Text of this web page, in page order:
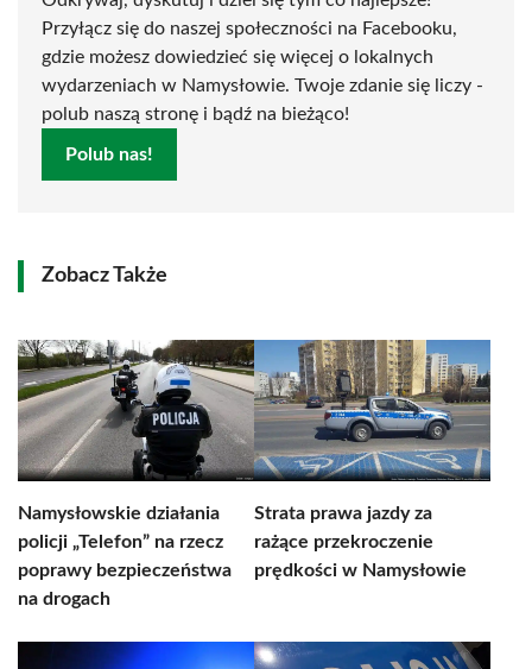
Przyłącz się do naszej społeczności na Facebooku,
gdzie możesz dowiedzieć się więcej o lokalnych
wydarzeniach w Namysłowie. Twoje zdanie się liczy -
polub naszą stronę i bądź na bieżąco!
Polub nas!
Zobacz Także
Namysłowskie działania
policji „Telefon” na rzecz
poprawy bezpieczeństwa
na drogach
Strata prawa jazdy za
rażące przekroczenie
prędkości w Namysłowie